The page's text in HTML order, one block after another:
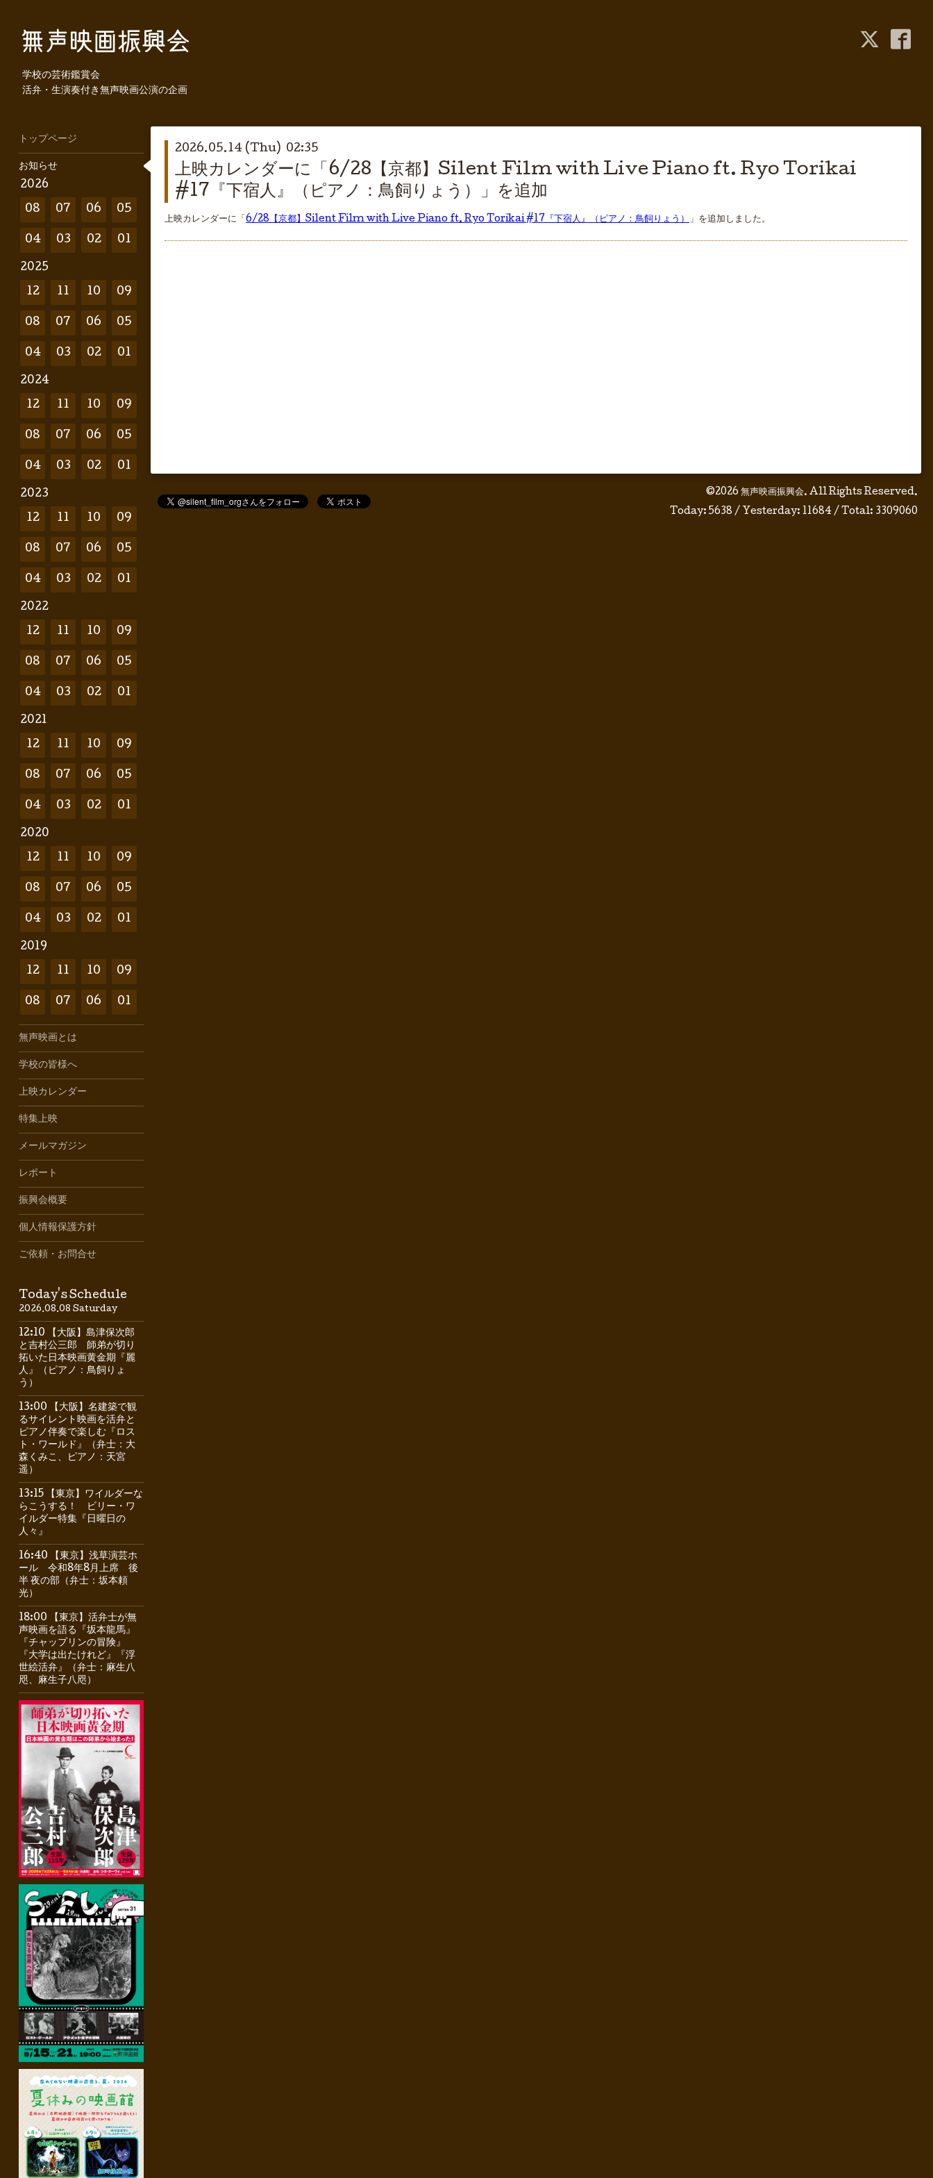
学校の芸術鑑賞会
活弁・生演奏付き無声映画公演の企画
2026.05.14 (Thu) 02:35
上映カレンダーに「6/28【京都】Silent Film with Live Piano ft. Ryo Torikai
#17『下宿人』（ピアノ：鳥飼りょう）」を追加
上映カレンダーに「 6/28【京都】Silent Film with Live Piano ft. Ryo Torikai #17『下宿人』（ピアノ：鳥飼りょう） 」を追加しました。
©2026 無声映画振興会. All Rights Reserved.
Today: 5638 / Yesterday: 11684 / Total: 3309060
トップページ
お知らせ
2026
08 07 06 05
04 03 02 01
2025
12 11 10 09
08 07 06 05
04 03 02 01
2024
12 11 10 09
08 07 06 05
04 03 02 01
2023
12 11 10 09
08 07 06 05
04 03 02 01
2022
12 11 10 09
08 07 06 05
04 03 02 01
2021
12 11 10 09
08 07 06 05
04 03 02 01
2020
12 11 10 09
08 07 06 05
04 03 02 01
2019
12 11 10 09
08 07 06 01
無声映画とは
学校の皆様へ
上映カレンダー
特集上映
メールマガジン
レポート
振興会概要
個人情報保護方針
ご依頼・お問合せ
Today's Schedule
2026.08.08 Saturday
12:10 【大阪】島津保次郎
と吉村公三郎 師弟が切り
拓いた日本映画黄金期『麗
人』（ピアノ：鳥飼りょ
う）
13:00 【大阪】名建築で観
るサイレント映画を活弁と
ピアノ伴奏で楽しむ『ロス
ト・ワールド』（弁士：大
森くみこ、ピアノ：天宮
遥）
13:15 【東京】ワイルダーな
らこうする！ ビリー・ワ
イルダー特集『日曜日の
人々』
16:40 【東京】浅草演芸ホ
ール 令和8年8月上席 後
半 夜の部（弁士：坂本頼
光）
18:00 【東京】活弁士が無
声映画を語る『坂本龍馬』
『チャップリンの冒険』
『大学は出たけれど』『浮
世絵活弁』（弁士：麻生八
咫、麻生子八咫）